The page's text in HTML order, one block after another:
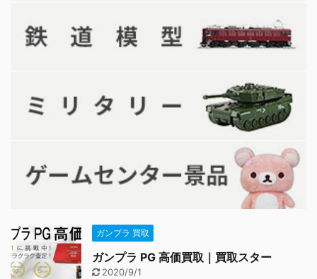
ガンプラ 買取
ガンプラ PG 高価買取｜買取スター
2020/9/1